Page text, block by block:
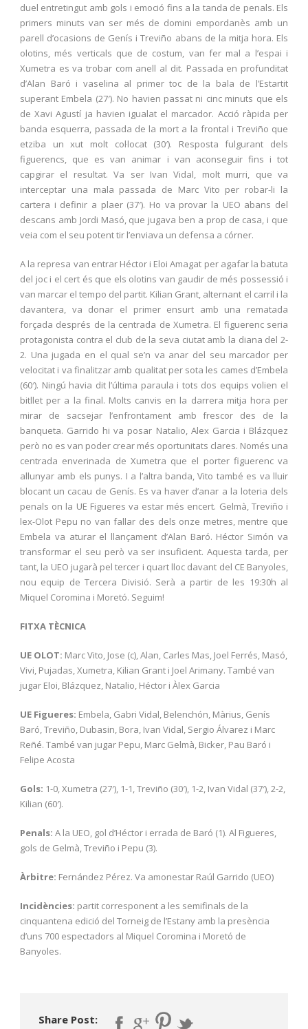
duel entretingut amb gols i emoció fins a la tanda de penals. Els
primers minuts van ser més de domini empordanès amb un
parell d’ocasions de Genís i Treviño abans de la mitja hora. Els
olotins, més verticals que de costum, van fer mal a l’espai i
Xumetra es va trobar com anell al dit. Passada en profunditat
d’Alan Baró i vaselina al primer toc de la bala de l’Estartit
superant Embela (27′). No havien passat ni cinc minuts que els
de Xavi Agustí ja havien igualat el marcador. Acció ràpida per
banda esquerra, passada de la mort a la frontal i Treviño que
etziba un xut molt col·locat (30′). Resposta fulgurant dels
figuerencs, que es van animar i van aconseguir fins i tot
capgirar el resultat. Va ser Ivan Vidal, molt murri, que va
interceptar una mala passada de Marc Vito per robar-li la
cartera i definir a plaer (37′). Ho va provar la UEO abans del
descans amb Jordi Masó, que jugava ben a prop de casa, i que
veia com el seu potent tir l’enviava un defensa a córner.
A la represa van entrar Héctor i Eloi Amagat per agafar la batuta
del joc i el cert és que els olotins van gaudir de més possessió i
van marcar el tempo del partit. Kilian Grant, alternant el carril i la
davantera, va donar el primer ensurt amb una rematada
forçada després de la centrada de Xumetra. El figuerenc seria
protagonista contra el club de la seva ciutat amb la diana del 2-
2. Una jugada en el qual se’n va anar del seu marcador per
velocitat i va finalitzar amb qualitat per sota les cames d’Embela
(60′). Ningú havia dit l’última paraula i tots dos equips volien el
bitllet per a la final. Molts canvis en la darrera mitja hora per
mirar de sacsejar l’enfrontament amb frescor des de la
banqueta. Garrido hi va posar Natalio, Alex Garcia i Blázquez
però no es van poder crear més oportunitats clares. Només una
centrada enverinada de Xumetra que el porter figuerenc va
allunyar amb els punys. I a l’altra banda, Vito també es va lluir
blocant un cacau de Genís. Es va haver d’anar a la loteria dels
penals on la UE Figueres va estar més encert. Gelmà, Treviño i
lex-Olot Pepu no van fallar des dels onze metres, mentre que
Embela va aturar el llançament d’Alan Baró. Héctor Simón va
transformar el seu però va ser insuficient. Aquesta tarda, per
tant, la UEO jugarà pel tercer i quart lloc davant del CE Banyoles,
nou equip de Tercera Divisió. Serà a partir de les 19:30h al
Miquel Coromina i Moretó. Seguim!
FITXA TÈCNICA
UE OLOT: Marc Vito, Jose (c), Alan, Carles Mas, Joel Ferrés, Masó,
Vivi, Pujadas, Xumetra, Kilian Grant i Joel Arimany. També van
jugar Eloi, Blázquez, Natalio, Héctor i Àlex Garcia
UE Figueres: Embela, Gabri Vidal, Belenchón, Màrius, Genís
Baró, Treviño, Dubasin, Bora, Ivan Vidal, Sergio Álvarez i Marc
Reñé. També van jugar Pepu, Marc Gelmà, Bicker, Pau Baró i
Felipe Acosta
Gols: 1-0, Xumetra (27′), 1-1, Treviño (30′), 1-2, Ivan Vidal (37′), 2-2,
Kilian (60′).
Penals: A la UEO, gol d’Héctor i errada de Baró (1). Al Figueres,
gols de Gelmà, Treviño i Pepu (3).
Àrbitre: Fernández Pérez. Va amonestar Raúl Garrido (UEO)
Incidències: partit corresponent a les semifinals de la
cinquantena edició del Torneig de l’Estany amb la presència
d’uns 700 espectadors al Miquel Coromina i Moretó de
Banyoles.
Share Post: